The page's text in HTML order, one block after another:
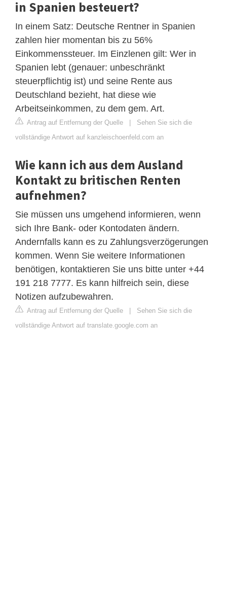
in Spanien besteuert?
In einem Satz: Deutsche Rentner in Spanien
zahlen hier momentan bis zu 56%
Einkommenssteuer. Im Einzlenen gilt: Wer in
Spanien lebt (genauer: unbeschränkt
steuerpflichtig ist) und seine Rente aus
Deutschland bezieht, hat diese wie
Arbeitseinkommen, zu dem gem. Art.
Antrag auf Entfernung der Quelle | Sehen Sie sich die
vollständige Antwort auf kanzleischoenfeld.com an
Wie kann ich aus dem Ausland
Kontakt zu britischen Renten
aufnehmen?
Sie müssen uns umgehend informieren, wenn
sich Ihre Bank- oder Kontodaten ändern.
Andernfalls kann es zu Zahlungsverzögerungen
kommen. Wenn Sie weitere Informationen
benötigen, kontaktieren Sie uns bitte unter +44
191 218 7777. Es kann hilfreich sein, diese
Notizen aufzubewahren.
Antrag auf Entfernung der Quelle | Sehen Sie sich die
vollständige Antwort auf translate.google.com an